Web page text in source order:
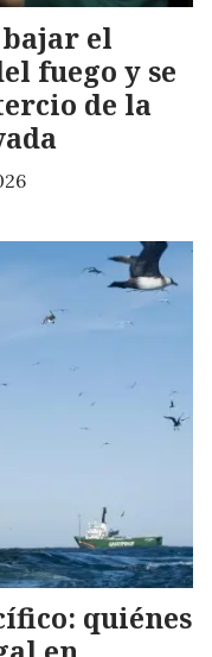
el
fuego y se
de la
quiénes